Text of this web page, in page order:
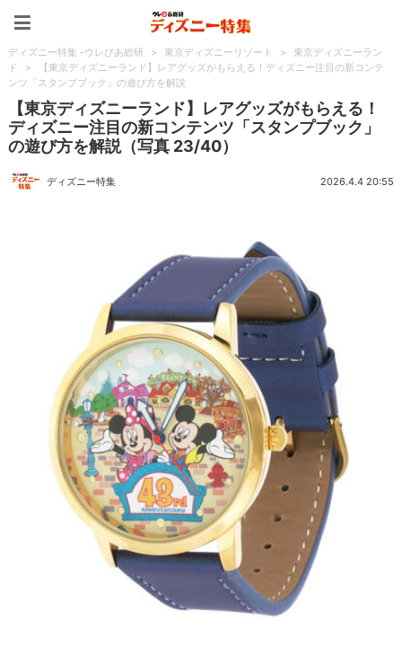
ディズニー特集 -ウレぴあ総研 > 東京ディズニーリゾート >
東京ディズニーラン
ド
>
【東京ディズニーランド】レアグッズがもらえる！ディズニー注目の新コンテ
ンツ「スタンプブック」の遊び方を解説
【東京ディズニーランド】レアグッズがもらえる！
ディズニー注目の新コンテンツ「スタンプブック」
の遊び方を解説（写真 23/40）
ディズニー特集 2026.4.4 20:55